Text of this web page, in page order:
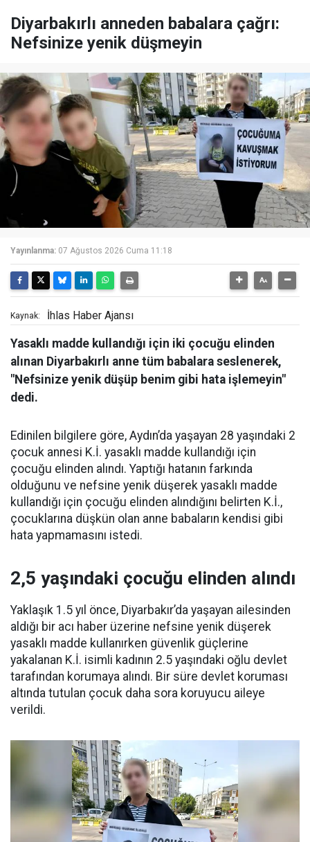
Diyarbakırlı anneden babalara çağrı:
Nefsinize yenik düşmeyin
Yayınlanma: 07 Ağustos 2026 Cuma 11:18
Kaynak: İhlas Haber Ajansı
Yasaklı madde kullandığı için iki çocuğu elinden
alınan Diyarbakırlı anne tüm babalara seslenerek,
"Nefsinize yenik düşüp benim gibi hata işlemeyin"
dedi.
Edinilen bilgilere göre, Aydın’da yaşayan 28 yaşındaki 2
çocuk annesi K.İ. yasaklı madde kullandığı için
çocuğu elinden alındı. Yaptığı hatanın farkında
olduğunu ve nefsine yenik düşerek yasaklı madde
kullandığı için çocuğu elinden alındığını belirten K.İ.,
çocuklarına düşkün olan anne babaların kendisi gibi
hata yapmamasını istedi.
2,5 yaşındaki çocuğu elinden alındı
Yaklaşık 1.5 yıl önce, Diyarbakır’da yaşayan ailesinden
aldığı bir acı haber üzerine nefsine yenik düşerek
yasaklı madde kullanırken güvenlik güçlerine
yakalanan K.İ. isimli kadının 2.5 yaşındaki oğlu devlet
tarafından korumaya alındı. Bir süre devlet koruması
altında tutulan çocuk daha sora koruyucu aileye
verildi.